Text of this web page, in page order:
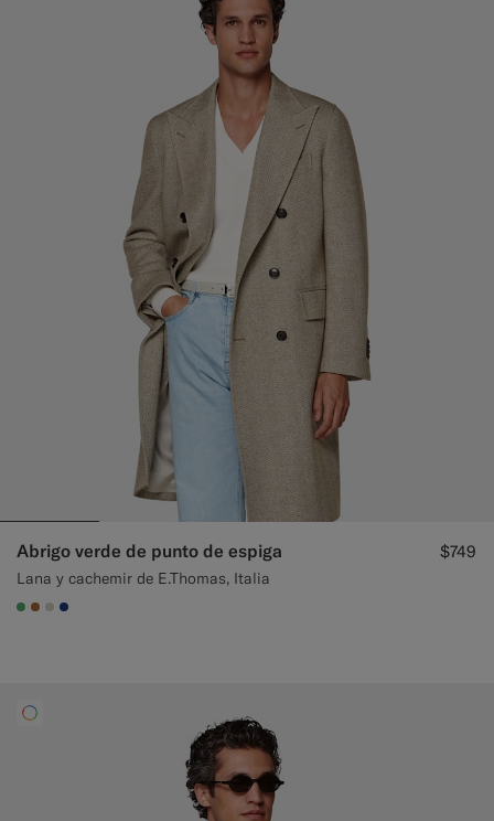
Abrigo verde de punto de espiga
Lana y cachemir de E.Thomas, Italia
$749
#50AA6A
#A56C36
#D7D1C3
#1C3D7A